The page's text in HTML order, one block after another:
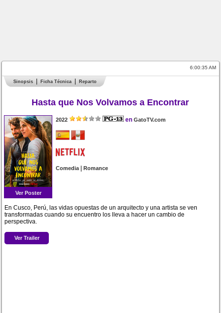
6:00:35 AM
Sinopsis Ficha Técnica Reparto
Hasta que Nos Volvamos a Encontrar
Ver Poster
2022 en GatoTV.com
Comedia|Romance
En Cusco, Perú, las vidas opuestas de un arquitecto y una artista se ven
transformadas cuando su encuentro los lleva a hacer un cambio de
perspectiva.
Ver Trailer